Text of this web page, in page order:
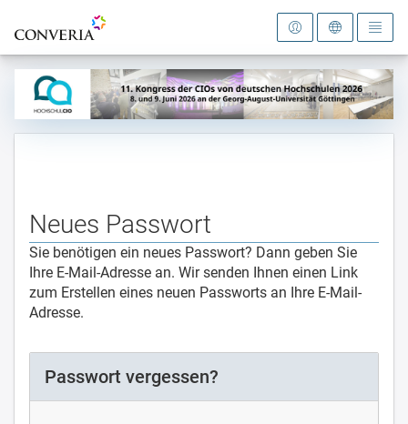
Zur Startseite
Neues Passwort
Sie benötigen ein neues Passwort? Dann geben Sie
Ihre E-Mail-Adresse an. Wir senden Ihnen einen Link
zum Erstellen eines neuen Passworts an Ihre E-Mail-
Adresse.
Passwort vergessen?